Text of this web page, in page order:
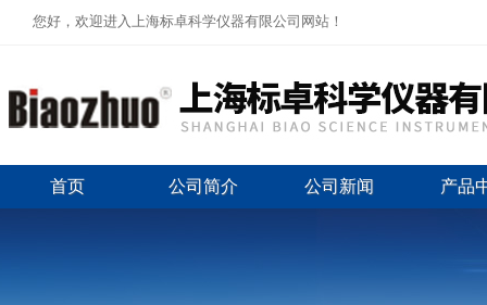
您好，欢迎进入上海标卓科学仪器有限公司网站！
首页 公司简介 公司新闻 产品